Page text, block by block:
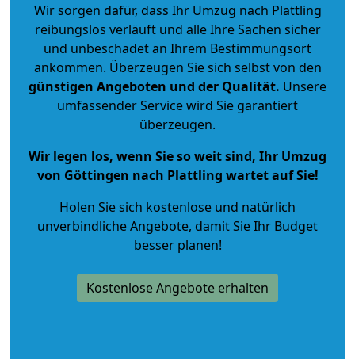
Wir sorgen dafür, dass Ihr Umzug nach Plattling
reibungslos verläuft und alle Ihre Sachen sicher
und unbeschadet an Ihrem Bestimmungsort
ankommen. Überzeugen Sie sich selbst von den
günstigen Angeboten und der Qualität. Unsere
umfassender Service wird Sie garantiert
überzeugen.
Wir legen los, wenn Sie so weit sind, Ihr Umzug
von Göttingen nach Plattling wartet auf Sie!
Holen Sie sich kostenlose und natürlich
unverbindliche Angebote, damit Sie Ihr Budget
besser planen!
Kostenlose Angebote erhalten